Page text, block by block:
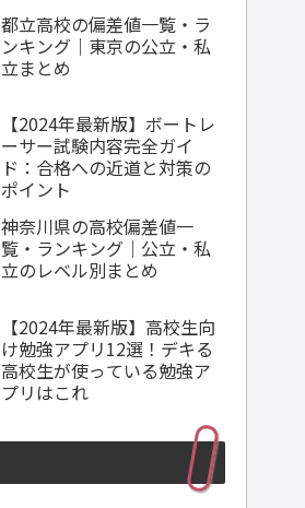
都立高校の偏差値一覧・ラ
ンキング｜東京の公立・私
立まとめ
【2024年最新版】ボートレ
ーサー試験内容完全ガイ
ド：合格への近道と対策の
ポイント
神奈川県の高校偏差値一
覧・ランキング｜公立・私
立のレベル別まとめ
【2024年最新版】高校生向
け勉強アプリ12選！デキる
高校生が使っている勉強ア
プリはこれ